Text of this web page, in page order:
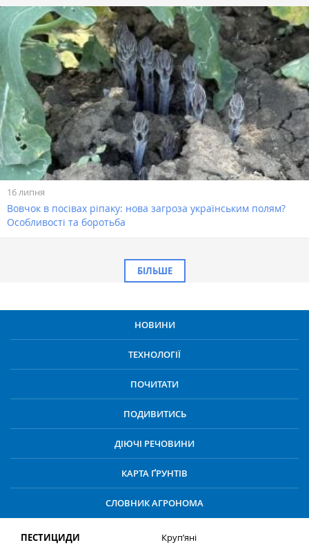
16 липня
Вовчок в посівах ріпаку: нова загроза українським полям?
Особливості та боротьба
БІЛЬШЕ
НОВИНИ
ТЕХНОЛОГІЇ
ПОЧИТАТИ
ПОДИВИТИСЬ
ДІЮЧІ РЕЧОВИНИ
КАРТА ҐРУНТІВ
СЛОВНИК АГРОНОМА
ПЕСТИЦИДИ
Круп’яні